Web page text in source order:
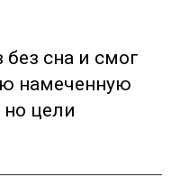
сна и смог
намеченную
цели